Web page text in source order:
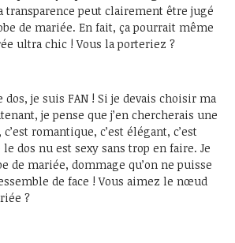
transparence peut clairement être jugé
de mariée. En fait, ça pourrait même
ultra chic ! Vous la porteriez ?
je suis FAN ! Si je devais choisir ma
je pense que j’en chercherais une
romantique, c’est élégant, c’est
dos nu est sexy sans trop en faire. Je
de mariée, dommage qu’on ne puisse
de face ! Vous aimez le nœud
?